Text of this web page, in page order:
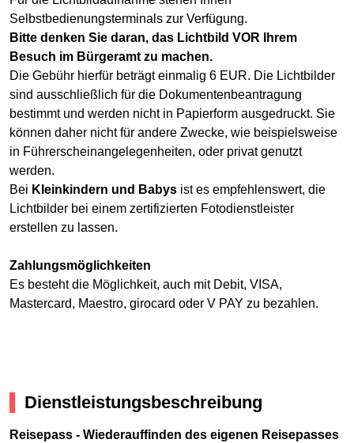
Selbstbedienungsterminals zur Verfügung.
Bitte denken Sie daran, das Lichtbild VOR Ihrem
Besuch im Bürgeramt zu machen.
Die Gebühr hierfür beträgt einmalig 6 EUR. Die Lichtbilder
sind ausschließlich für die Dokumentenbeantragung
bestimmt und werden nicht in Papierform ausgedruckt. Sie
können daher nicht für andere Zwecke, wie beispielsweise
in Führerscheinangelegenheiten, oder privat genutzt
werden.
Bei Kleinkindern und Babys ist es empfehlenswert, die
Lichtbilder bei einem zertifizierten Fotodienstleister
erstellen zu lassen.
Zahlungsmöglichkeiten
Es besteht die Möglichkeit, auch mit Debit, VISA,
Mastercard, Maestro, girocard oder V PAY zu bezahlen.
Dienstleistungsbeschreibung
Reisepass - Wiederauffinden des eigenen Reisepasses